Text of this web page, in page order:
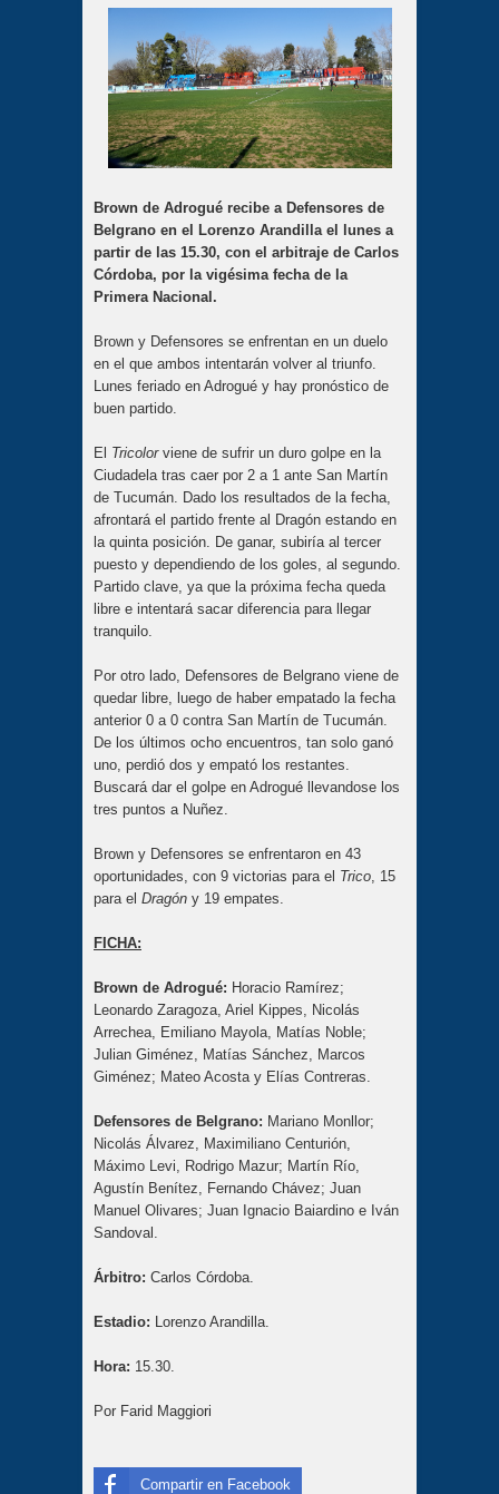
Brown de Adrogué recibe a Defensores de
Belgrano en el Lorenzo Arandilla el lunes a
partir de las 15.30, con el arbitraje de Carlos
Córdoba, por la vigésima fecha de la
Primera Nacional.
Brown y Defensores se enfrentan en un duelo
en el que ambos intentarán volver al triunfo.
Lunes feriado en Adrogué y hay pronóstico de
buen partido.
El Tricolorviene de sufrir un duro golpe en la
Ciudadela tras caer por 2 a 1 ante San Martín
de Tucumán. Dado los resultados de la fecha,
afrontará el partido frente al Dragón estando en
la quinta posición. De ganar, subiría al tercer
puesto y dependiendo de los goles, al segundo.
Partido clave, ya que la próxima fecha queda
libre e intentará sacar diferencia para llegar
tranquilo.
Por otro lado, Defensores de Belgrano viene de
quedar libre, luego de haber empatado la fecha
anterior 0 a 0 contra San Martín de Tucumán.
De los últimos ocho encuentros, tan solo ganó
uno, perdió dos y empató los restantes.
Buscará dar el golpe en Adrogué llevandose los
tres puntos a Nuñez.
Brown y Defensores se enfrentaron en 43
oportunidades, con 9 victorias para el Trico , 15
para el Dragón y 19 empates.
FICHA:
Brown de Adrogué: Horacio Ramírez;
Leonardo Zaragoza, Ariel Kippes, Nicolás
Arrechea, Emiliano Mayola, Matías Noble;
Julian Giménez, Matías Sánchez, Marcos
Giménez; Mateo Acosta y Elías Contreras.
Defensores de Belgrano: Mariano Monllor;
Nicolás Álvarez, Maximiliano Centurión,
Máximo Levi, Rodrigo Mazur; Martín Río,
Agustín Benítez, Fernando Chávez; Juan
Manuel Olivares; Juan Ignacio Baiardino e Iván
Sandoval.
Árbitro: Carlos Córdoba.
Estadio: Lorenzo Arandilla.
Hora: 15.30.
Por Farid Maggiori
Compartir en Facebook